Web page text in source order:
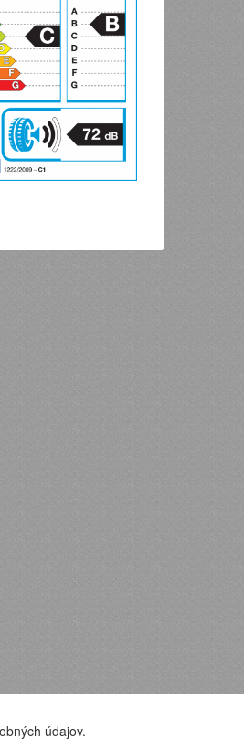
údajov.